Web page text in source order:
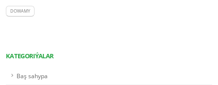
DOWAMY
KATEGORIÝALAR
Baş sahypa